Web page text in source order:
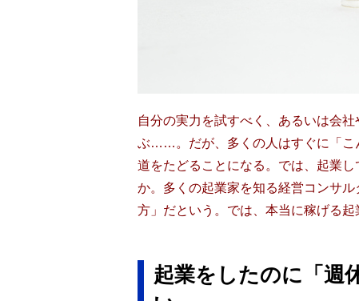
自分の実力を試すべく、あるいは会
ぶ……。だが、多くの人はすぐに「こ
道をたどることになる。では、起業
か。多くの起業家を知る経営コンサ
方」だという。では、本当に稼げる起
起業をしたのに「週